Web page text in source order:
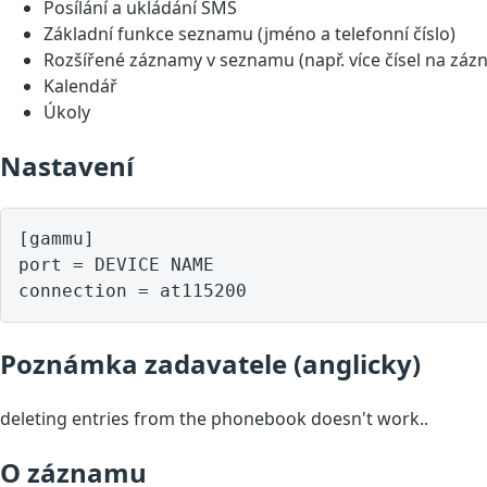
Posílání a ukládání SMS
Základní funkce seznamu (jméno a telefonní číslo)
Rozšířené záznamy v seznamu (např. více čísel na
Kalendář
Úkoly
Nastavení
[gammu]
port = DEVICE NAME
Poznámka zadavatele (anglicky)
deleting entries from the phonebook doesn't work..
O záznamu